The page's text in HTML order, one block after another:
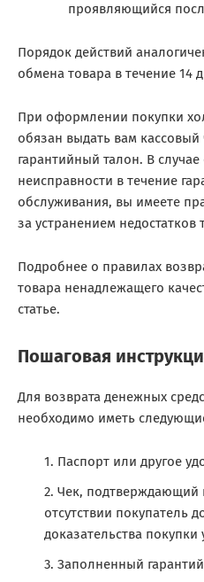
проявляющийся
Порядок действий
обмена товара в течение 14
При оформлении покупки
обязан выдать вам
гарантийный талон. В
неисправности в течение
обслуживания, вы имеете
за устранением недостатков
Подробнее о правилах
товара ненадлежащего
статье.
Пошаговая
Для возврата денежных
необходимо иметь
Паспорт или другое
Чек, подтверждающий
отсутствии покупатель
доказательства
Заполненный